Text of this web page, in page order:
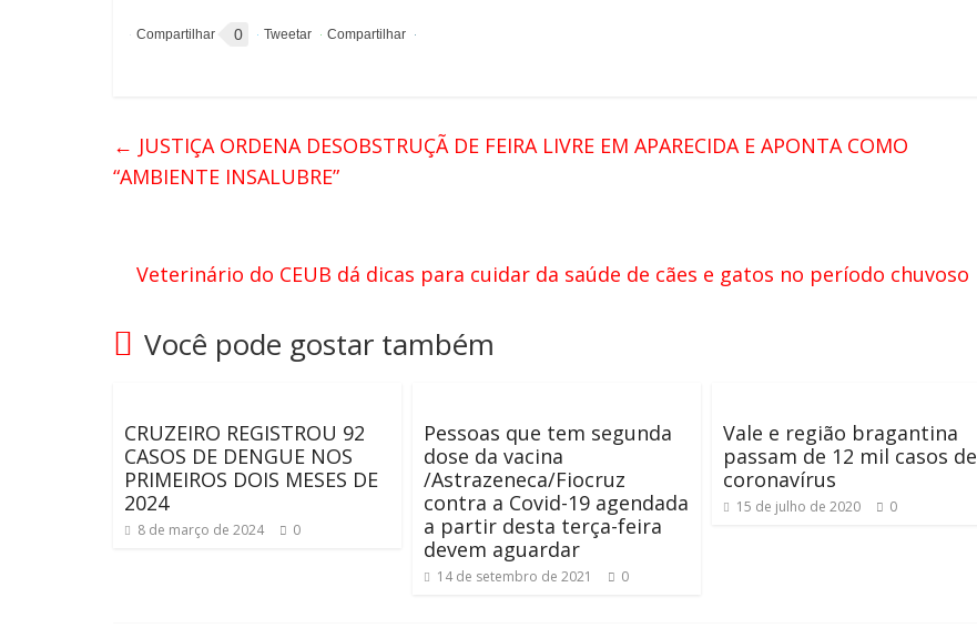
0
← JUSTIÇA ORDENA DESOBSTRUÇÃ DE FEIRA LIVRE EM APARECIDA E APONTA COMO
“AMBIENTE INSALUBRE”
Veterinário do CEUB dá dicas para cuidar da saúde de cães e gatos no período chuvoso
Você pode gostar também
CRUZEIRO REGISTROU 92
CASOS DE DENGUE NOS
PRIMEIROS DOIS MESES DE
2024
8 de março de 2024 0
Pessoas que tem segunda
dose da vacina
/Astrazeneca/Fiocruz
contra a Covid-19 agendada
a partir desta terça-feira
devem aguardar
14 de setembro de 2021 0
Vale e região bragantina
passam de 12 mil casos de
coronavírus
15 de julho de 2020 0